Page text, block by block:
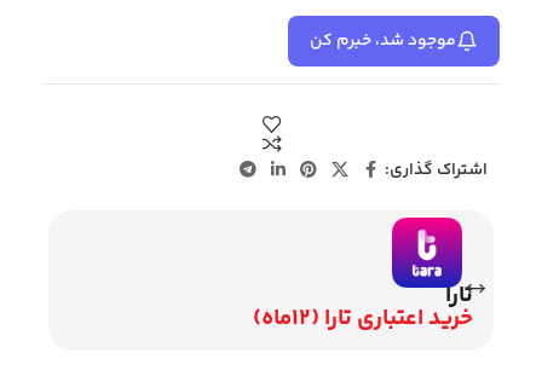
موجود شد، خبرم کن
اشتراک گذاری:
تارا
خرید اعتباری تارا (12ماه)